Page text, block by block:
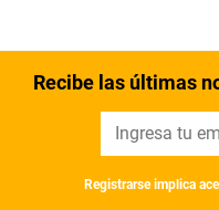
Recibe las últimas
Registrarse implica